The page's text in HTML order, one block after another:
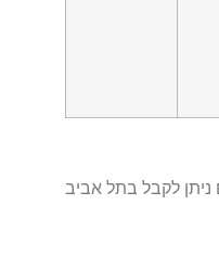
לקבל בתל אביב